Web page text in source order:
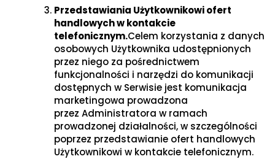
Przedstawiania Użytkownikowi ofert
handlowych w kontakcie
telefonicznym.Celem korzystania z danych
osobowych Użytkownika udostępnionych
przez niego za pośrednictwem
funkcjonalności i narzędzi do komunikacji
dostępnych w Serwisie jest komunikacja
marketingowa prowadzona
przez Administratora w ramach
prowadzonej działalności, w szczególności
poprzez przedstawianie ofert handlowych
Użytkownikowi w kontakcie telefonicznym.